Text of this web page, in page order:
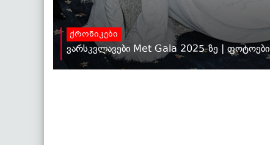
ქრონიკები
ვარსკვლავები Met Gala 2025-ზე | ფოტოები